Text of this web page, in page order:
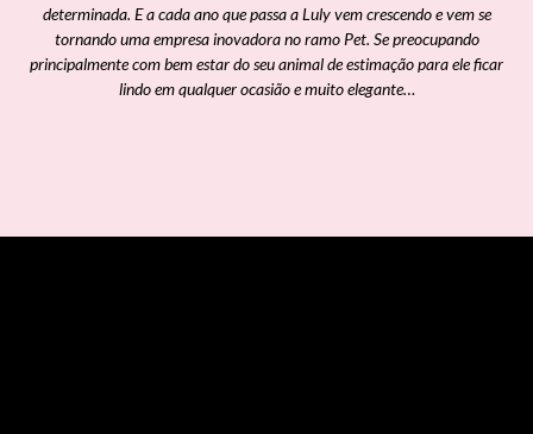
determinada. E a cada ano que passa a Luly vem crescendo e vem se
tornando uma empresa inovadora no ramo Pet. Se preocupando
principalmente com bem estar do seu animal de estimação para ele ficar
lindo em qualquer ocasião e muito elegante…